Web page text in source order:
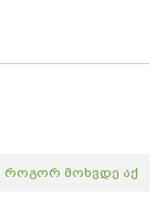
როგორ მოხვდე აქ